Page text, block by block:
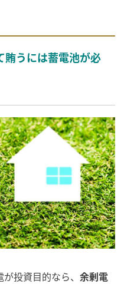
賄うには蓄電池が必
投資目的なら、 余剰電